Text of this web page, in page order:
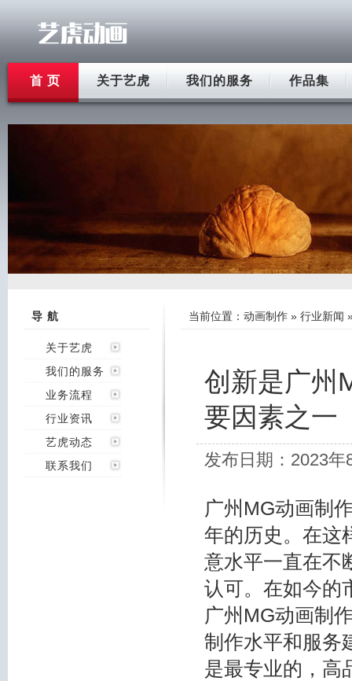
首 页 关于艺虎 我们的服务 作品集
导 航
关于艺虎
我们的服务
业务流程
行业资讯
艺虎动态
联系我们
当前位置： 动画制作 » 行业新闻
创新是广州
要因素之一
发布日期：2023
广州MG动画制
年的历史。在这
意水平一直在不
认可。在如今的
广州MG动画制
制作水平和服务
是最专业的，高